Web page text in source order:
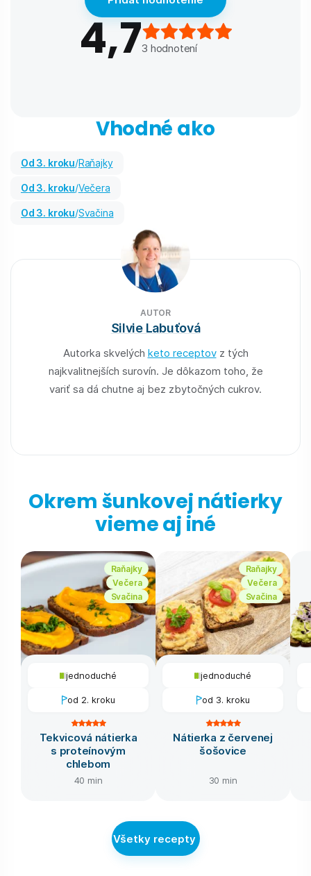
4,73 hodnotení
Vhodné ako
od 3. kroku/ Raňajky
od 3. kroku/ Večera
od 3. kroku/ Svačina
AUTOR
Silvie Labuťová
Autorka skvelých keto receptovz tých
najkvalitnejších surovín. Je dôkazom toho, že
variť sa dá chutne aj bez zbytočných cukrov.
Okrem šunkovej nátierky
vieme aj iné
Raňajky
Večera
Svačina
jednoduché
od 2. kroku
Tekvicová nátierka
s proteínovým
chlebom
40 min
Raňajky
Večera
Svačina
jednoduché
od 3. kroku
Nátierka z červenej
šošovice
30 min
Všetky recepty